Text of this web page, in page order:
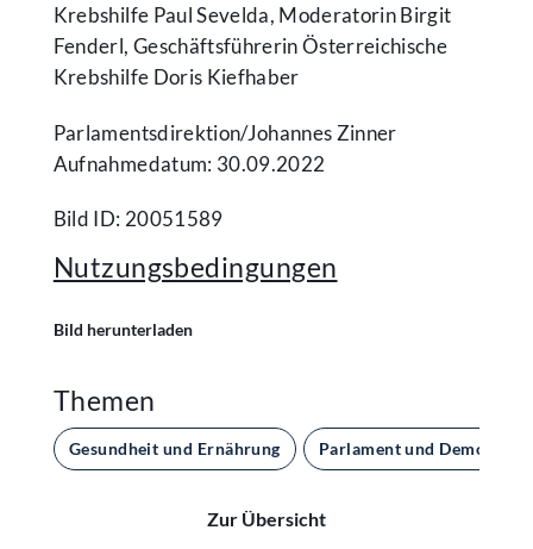
Krebshilfe Paul Sevelda, Moderatorin Birgit
Fenderl, Geschäftsführerin Österreichische
Krebshilfe Doris Kiefhaber
Parlamentsdirektion/​Johannes Zinner
Aufnahmedatum: 30.09.2022
Bild ID: 20051589
Nutzungsbedingungen
Bild herunterladen
Themen
Gesundheit und Ernährung Parlament und Demokratie
Zur Übersicht